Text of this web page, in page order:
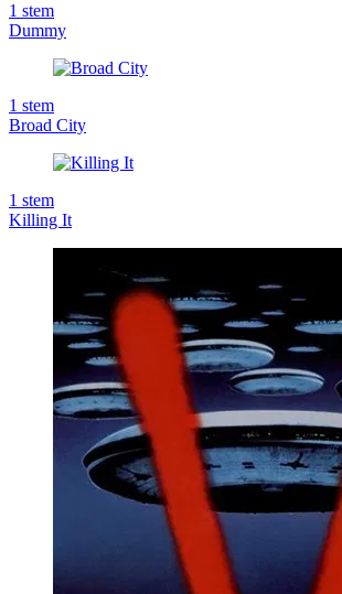
1 stem
Dummy
1 stem
Broad City
1 stem
Killing It